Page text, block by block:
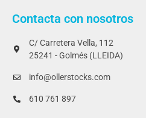
Contacta con nosotros
C/ Carretera Vella, 112
25241 - Golmés (LLEIDA)
info@ollerstocks.com
610 761 897